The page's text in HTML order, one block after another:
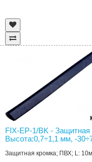
FIX-EP-1/BK -
Высота:0,7÷1,1 мм, -
Защитная кромка; ПВХ; L: